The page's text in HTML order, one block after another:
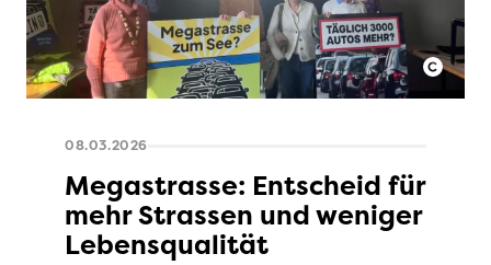
08.03.2026
Megastrasse: Entscheid für
mehr Strassen und weniger
Lebensqualität